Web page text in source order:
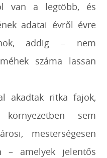
van a legtöbb, és
adatai évről évre
addig – nem
száma lassan
akadtak ritka fajok,
környezetben sem
mesterségesen
– amelyek jelentős